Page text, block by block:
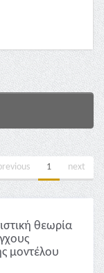
1 next
θεωρία
μοντέλου